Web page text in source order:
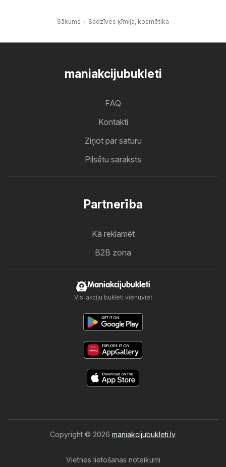
Sākums Sadzīves ķīmija, kosmētika
maniakcijubukleti
FAQ
Kontakti
Ziņot par saturu
Pilsētu saraksts
Partnerība
Kā reklamēt
B2B zona
Maniakcijubukleti
Visi akciju bukleti vienuviet
Copyright © 2026 maniakcijubukleti.lv.
Vietnes lietošanas noteikumi